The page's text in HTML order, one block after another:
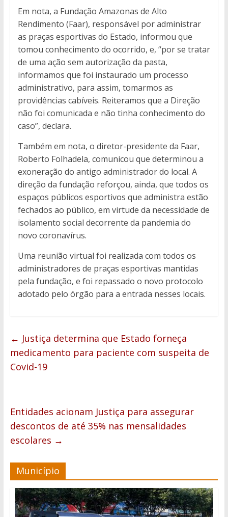
Em nota, a Fundação Amazonas de Alto
Rendimento (Faar), responsável por administrar
as praças esportivas do Estado, informou que
tomou conhecimento do ocorrido, e, “por se tratar
de uma ação sem autorização da pasta,
informamos que foi instaurado um processo
administrativo, para assim, tomarmos as
providências cabíveis. Reiteramos que a Direção
não foi comunicada e não tinha conhecimento do
caso”, declara.
Também em nota, o diretor-presidente da Faar,
Roberto Folhadela, comunicou que determinou a
exoneração do antigo administrador do local. A
direção da fundação reforçou, ainda, que todos os
espaços públicos esportivos que administra estão
fechados ao público, em virtude da necessidade de
isolamento social decorrente da pandemia do
novo coronavírus.
Uma reunião virtual foi realizada com todos os
administradores de praças esportivas mantidas
pela fundação, e foi repassado o novo protocolo
adotado pelo órgão para a entrada nesses locais.
← Justiça determina que Estado forneça
medicamento para paciente com suspeita de
Covid-19
Entidades acionam Justiça para assegurar
descontos de até 35% nas mensalidades
escolares →
Município